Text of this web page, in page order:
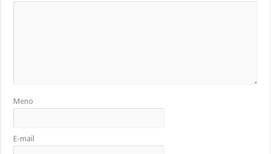
Meno
E-mail